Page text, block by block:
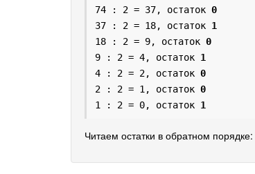
74 : 2 = 37, остаток 0
37 : 2 = 18, остаток 1
18 : 2 = 9, остаток 0
9 : 2 = 4, остаток 1
4 : 2 = 2, остаток 0
2 : 2 = 1, остаток 0
1 : 2 = 0, остаток 1
Читаем остатки в обратном порядке: